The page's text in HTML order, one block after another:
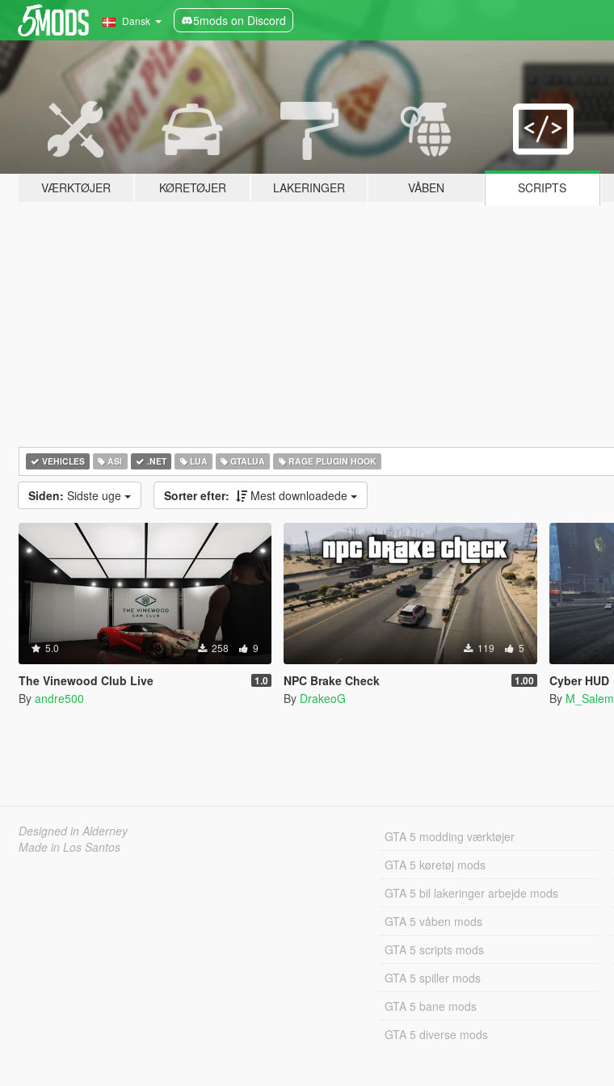
Dansk 5mods on Discord
VÆRKTØJER KØRETØJER LAKERINGER VÅBEN SCRIPTS
VEHICLES ASI .NET LUA GTALUA RAGE PLUGIN HOOK
Siden: Sidste uge Sorter efter: Mest downloadede
5.0 258 9
The Vinewood Club Live 1.0
By andre500
119 5
NPC Brake Check 1.00
By DrakeoG
Cyber HUD
By M_Salem
Designed in Alderney
Made in Los Santos
GTA 5 modding værktøjer
GTA 5 køretøj mods
GTA 5 bil lakeringer arbejde mods
GTA 5 våben mods
GTA 5 scripts mods
GTA 5 spiller mods
GTA 5 bane mods
GTA 5 diverse mods